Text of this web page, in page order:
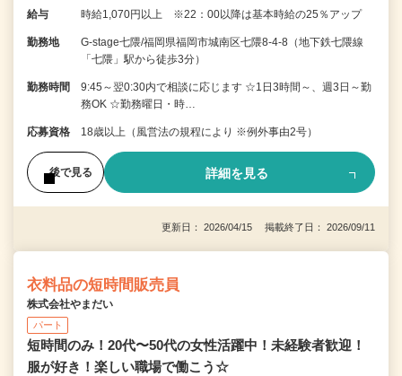
給与 時給1,070円以上 ※22：00以降は基本時給の25％アップ
勤務地
G-stage七隈/福岡県福岡市城南区七隈8-4-8（地下鉄七隈線
「七隈」駅から徒歩3分）
勤務時間
9:45～翌0:30内で相談に応じます ☆1日3時間～、週3日～勤
務OK ☆勤務曜日・時…
応募資格 18歳以上（風営法の規程により ※例外事由2号）
後で見る 詳細を見る
更新日： 2026/04/15 掲載終了日： 2026/09/11
衣料品の短時間販売員
株式会社やまだい
パート
短時間のみ！20代〜50代の女性活躍中！未経験者歓迎！
服が好き！楽しい職場で働こう☆